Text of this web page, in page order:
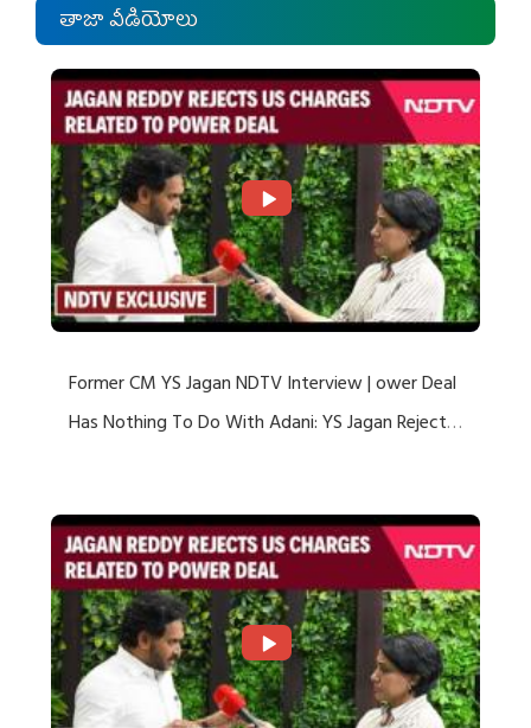
తాజా వీడియోలు
Former CM YS Jagan NDTV Interview | ower Deal
Has Nothing To Do With Adani: YS Jagan Rejects